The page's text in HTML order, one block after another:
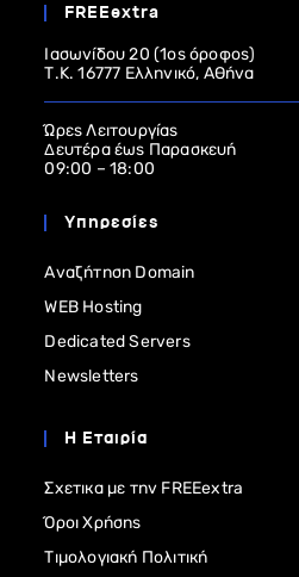
FREEextra
Ιασωνίδου 20 (1ος όροφος)
Τ.Κ. 16777 Ελληνικό, Αθήνα
Ώρες Λειτουργίας
Δευτέρα έως Παρασκευή
09:00 – 18:00
Υπηρεσίες
Αναζήτηση Domain
WEB Hosting
Dedicated Servers
Newsletters
Η Εταιρία
Σχετικα με την FREEextra
Όροι Χρήσης
Τιμολογιακή Πολιτική